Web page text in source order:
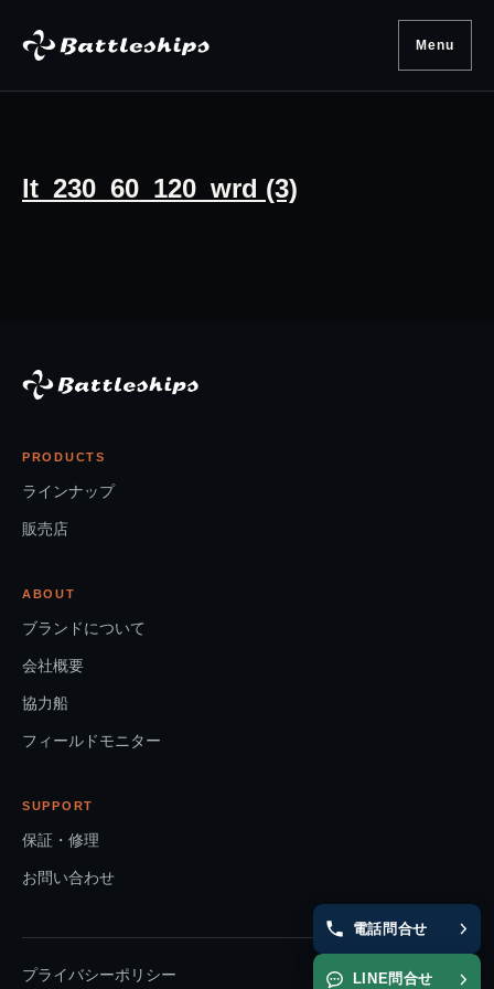
Menu
lt_230_60_120_wrd (3)
PRODUCTS
ラインナップ
販売店
ABOUT
ブランドについて
会社概要
協力船
フィールドモニター
SUPPORT
保証・修理
お問い合わせ
プライバシーポリシー
電話問合せ
LINE問合せ